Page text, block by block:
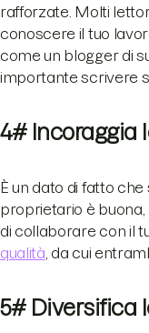
rafforzate. Molti
conoscere il tuo
come un blogger di
importante scrivere
4# Incoraggia
È un dato di fatto
proprietario è buona,
di collaborare con il
qualità , da cui
5# Diversifica